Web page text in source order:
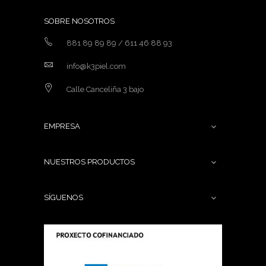
SOBRE NOSOTROS
881 89 89 89 / 611 46 88 93
info@k3piel.com
Calle Canceliña 3 bajo
EMPRESA 
NUESTROS PRODUCTOS 
SÍGUENOS 